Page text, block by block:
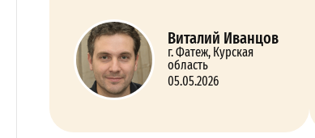
Виталий Иванцов
г. Фатеж, Курская
область
05.05.2026